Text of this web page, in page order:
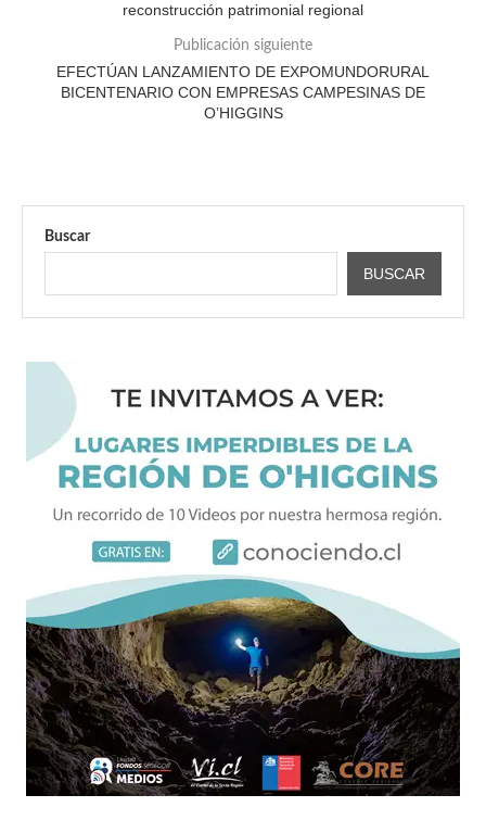
reconstrucción patrimonial regional
Publicación siguiente
EFECTÚAN LANZAMIENTO DE EXPOMUNDORURAL
BICENTENARIO CON EMPRESAS CAMPESINAS DE
O’HIGGINS
Buscar
BUSCAR